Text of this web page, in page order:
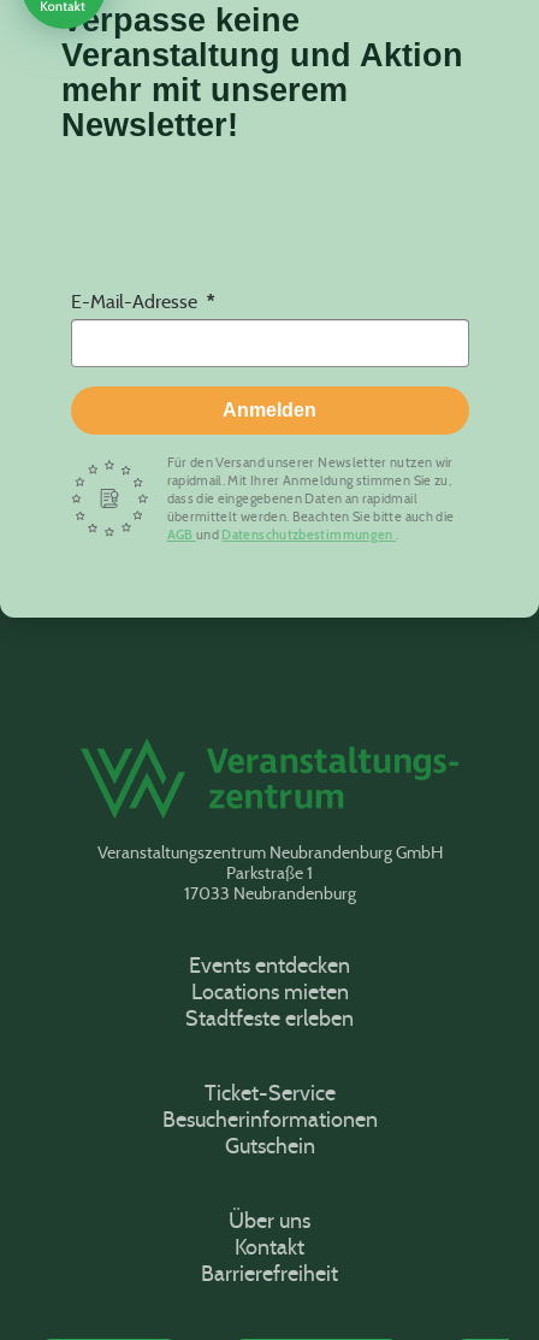
Verpasse keine
Veranstaltung und Aktion
mehr mit unserem
Newsletter!
E-Mail-Adresse
Anmelden
Für den Versand unserer Newsletter nutzen wir
rapidmail. Mit Ihrer Anmeldung stimmen Sie zu,
dass die eingegebenen Daten an rapidmail
übermittelt werden. Beachten Sie bitte auch die
AGB und Datenschutzbestimmungen.
Veranstaltungszentrum Neubrandenburg GmbH
Parkstraße 1
17033 Neubrandenburg
Events entdecken
Locations mieten
Stadtfeste erleben
Ticket-Service
Besucherinformationen
Gutschein
Über uns
Kontakt
Barrierefreiheit